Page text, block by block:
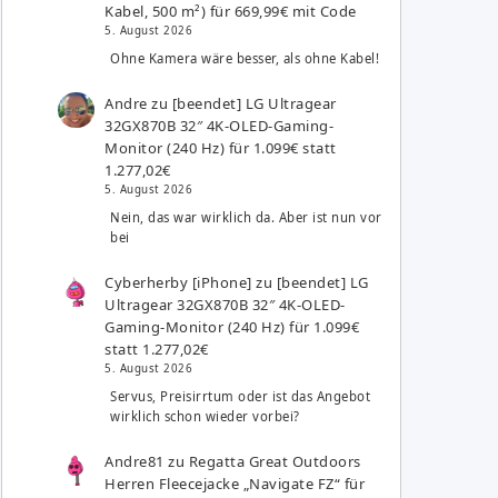
Kabel, 500 m²) für 669,99€ mit Code
5. August 2026
Ohne Kamera wäre besser, als ohne Kabel!
Andre zu [beendet] LG Ultragear
32GX870B 32″ 4K-OLED-Gaming-
Monitor (240 Hz) für 1.099€ statt
1.277,02€
5. August 2026
Nein, das war wirklich da. Aber ist nun vor
bei
Cyberherby [iPhone] zu [beendet] LG
Ultragear 32GX870B 32″ 4K-OLED-
Gaming-Monitor (240 Hz) für 1.099€
statt 1.277,02€
5. August 2026
Servus, Preisirrtum oder ist das Angebot
wirklich schon wieder vorbei?
Andre81 zu Regatta Great Outdoors
Herren Fleecejacke „Navigate FZ“ für